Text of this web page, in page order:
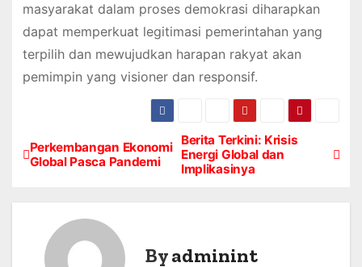
masyarakat dalam proses demokrasi diharapkan
dapat memperkuat legitimasi pemerintahan yang
terpilih dan mewujudkan harapan rakyat akan
pemimpin yang visioner dan responsif.
P
Berita Terkini: Krisis
Energi Global dan
Implikasinya
Perkembangan Ekonomi
Global Pasca Pandemi
Byadminint